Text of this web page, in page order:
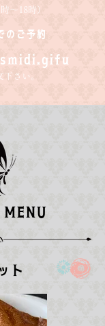
〜18時）
ご予約
u
さい。
ト